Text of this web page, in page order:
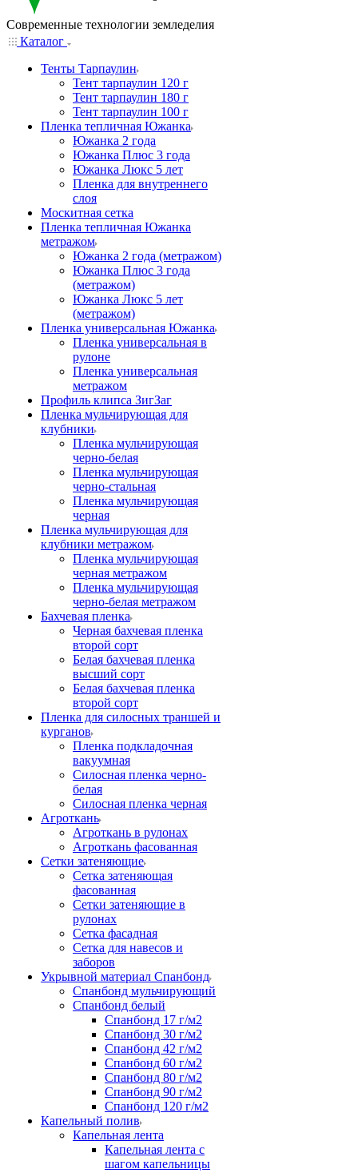
Современные технологии земледелия
Каталог
Тенты Тарпаулин
Тент тарпаулин 120 г
Тент тарпаулин 180 г
Тент тарпаулин 100 г
Пленка тепличная Южанка
Южанка 2 года
Южанка Плюс 3 года
Южанка Люкс 5 лет
Пленка для внутреннего
слоя
Москитная сетка
Пленка тепличная Южанка
метражом
Южанка 2 года (метражом)
Южанка Плюс 3 года
(метражом)
Южанка Люкс 5 лет
(метражом)
Пленка универсальная Южанка
Пленка универсальная в
рулоне
Пленка универсальная
метражом
Профиль клипса ЗигЗаг
Пленка мульчирующая для
клубники
Пленка мульчирующая
черно-белая
Пленка мульчирующая
черно-стальная
Пленка мульчирующая
черная
Пленка мульчирующая для
клубники метражом
Пленка мульчирующая
черная метражом
Пленка мульчирующая
черно-белая метражом
Бахчевая пленка
Черная бахчевая пленка
второй сорт
Белая бахчевая пленка
высший сорт
Белая бахчевая пленка
второй сорт
Пленка для силосных траншей и
курганов
Пленка подкладочная
вакуумная
Силосная пленка черно-
белая
Силосная пленка черная
Агроткань
Агроткань в рулонах
Агроткань фасованная
Сетки затеняющие
Сетка затеняющая
фасованная
Сетки затеняющие в
рулонах
Сетка фасадная
Сетка для навесов и
заборов
Укрывной материал Спанбонд
Спанбонд мульчирующий
Спанбонд белый
Спанбонд 17 г/м2
Спанбонд 30 г/м2
Спанбонд 42 г/м2
Спанбонд 60 г/м2
Спанбонд 80 г/м2
Спанбонд 90 г/м2
Спанбонд 120 г/м2
Капельный полив
Капельная лента
Капельная лента с
шагом капельницы